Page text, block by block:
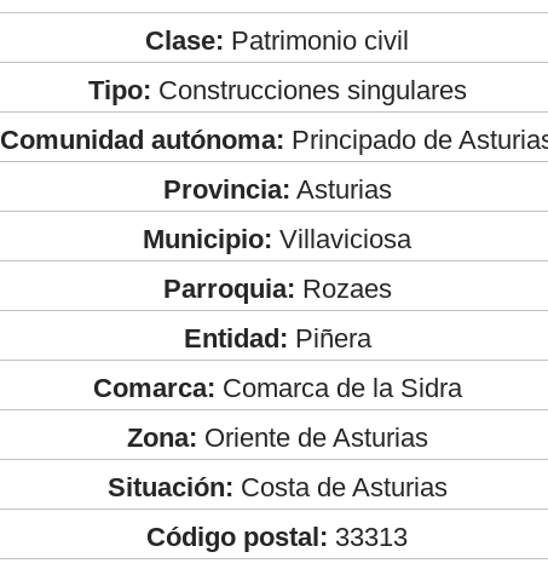
Clase: Patrimonio civil
Tipo: Construcciones singulares
Comunidad autónoma: Principado de
Provincia: Asturias
Municipio: Villaviciosa
Parroquia: Rozaes
Entidad: Piñera
Comarca: Comarca de la Sidra
Zona: Oriente de Asturias
Situación: Costa de Asturias
Código postal: 33313